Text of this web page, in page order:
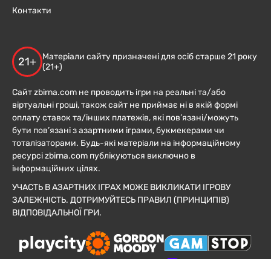
Контакти
21+
Матеріали сайту призначені для осіб старше 21 року
(21+)
Сайт zbirna.com не проводить ігри на реальні та/або
віртуальні гроші, також сайт не приймає ні в якій формі
оплату ставок та/інших платежів, які пов’язані/можуть
бути пов’язані з азартними іграми, букмекерами чи
тоталізаторами. Будь-які матеріали на інформаційному
ресурсі zbirna.com публікуються виключно в
інформаційних цілях.
УЧАСТЬ В АЗАРТНИХ ІГРАХ МОЖЕ ВИКЛИКАТИ ІГРОВУ
ЗАЛЕЖНІСТЬ. ДОТРИМУЙТЕСЬ ПРАВИЛ (ПРИНЦИПІВ)
ВІДПОВІДАЛЬНОЇ ГРИ.